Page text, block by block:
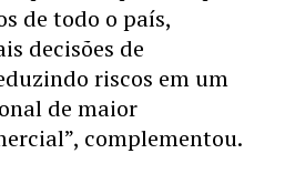
de todo o país,
decisões de
riscos em um
de maior
complementou.